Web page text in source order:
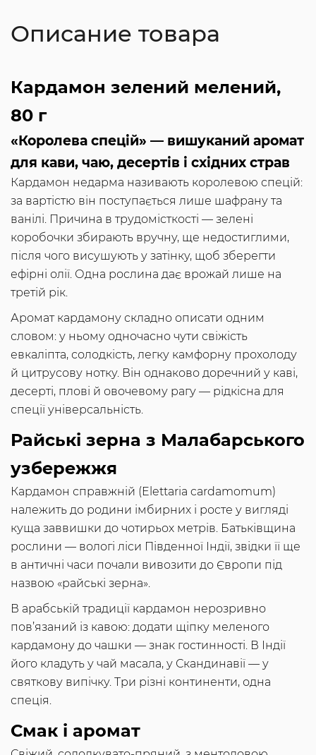
Описание товара
Кардамон зелений мелений,
80 г
«Королева спецій» — вишуканий аромат
для кави, чаю, десертів і східних страв
Кардамон недарма називають королевою спецій:
за вартістю він поступається лише шафрану та
ванілі. Причина в трудомісткості — зелені
коробочки збирають вручну, ще недостиглими,
після чого висушують у затінку, щоб зберегти
ефірні олії. Одна рослина дає врожай лише на
третій рік.
Аромат кардамону складно описати одним
словом: у ньому одночасно чути свіжість
евкаліпта, солодкість, легку камфорну прохолоду
й цитрусову нотку. Він однаково доречний у каві,
десерті, плові й овочевому рагу — рідкісна для
спеції універсальність.
Райські зерна з Малабарського
узбережжя
Кардамон справжній (Elettaria cardamomum)
належить до родини імбирних і росте у вигляді
куща заввишки до чотирьох метрів. Батьківщина
рослини — вологі ліси Південної Індії, звідки її ще
в античні часи почали вивозити до Європи під
назвою «райські зерна».
В арабській традиції кардамон нерозривно
пов’язаний із кавою: додати щіпку меленого
кардамону до чашки — знак гостинності. В Індії
його кладуть у чай масала, у Скандинавії — у
святкову випічку. Три різні континенти, одна
спеція.
Смак і аромат